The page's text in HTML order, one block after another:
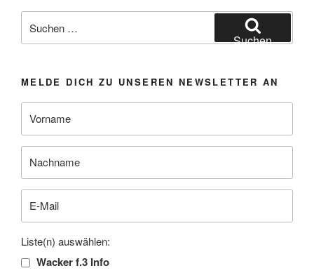
nach:
Suchen
MELDE DICH ZU UNSEREN NEWSLETTER AN
Liste(n) auswählen:
Wacker f.3 Info